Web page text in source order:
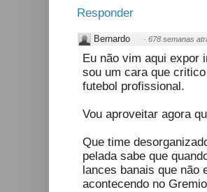
Responder
Bernardo · 678 semanas
Eu não vim aqui expor
sou um cara que
futebol profissional.
Vou aproveitar agora
Que time
pelada sabe que
lances banais que
acontecendo no Gremio